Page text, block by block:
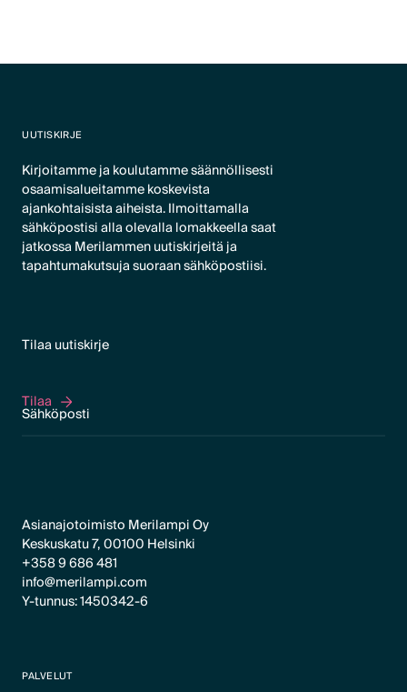
UUTISKIRJE
Kirjoitamme ja koulutamme säännöllisesti
osaamisalueitamme koskevista
ajankohtaisista aiheista. Ilmoittamalla
sähköpostisi alla olevalla lomakkeella saat
jatkossa Merilammen uutiskirjeitä ja
tapahtumakutsuja suoraan sähköpostiisi.
Tilaa uutiskirje
Tilaa
Tilaa
Asianajotoimisto Merilampi Oy
Keskuskatu 7, 00100 Helsinki
+358 9 686 481
info@merilampi.com
Y-tunnus: 1450342-6
PALVELUT